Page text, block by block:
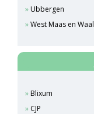
Ubbergen
West Maas en Waal
Blixum
CJP